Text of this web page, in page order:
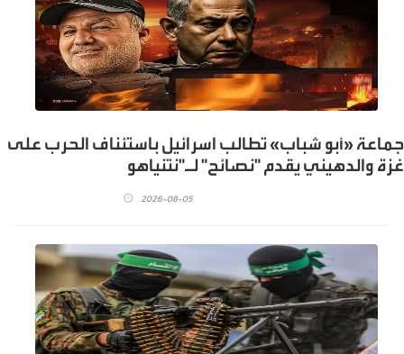
جماعة «أبو شباب» تطالب اسرائيل باستئناف الحرب على
غزة والدهيني يقدم "نصائح" لـ"نتنياهو
2026-08-05